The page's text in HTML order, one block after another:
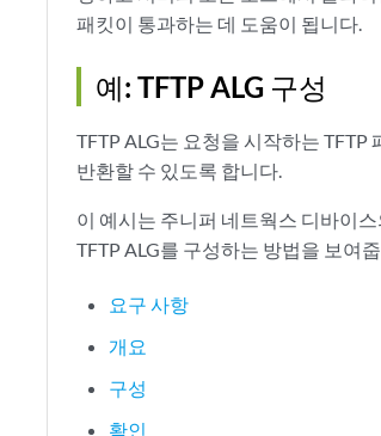
패킷이 통과하는 데 도움이 됩니다.
예: TFTP ALG 구성
TFTP ALG는 요청을 시작하는
반환할 수 있도록 합니다.
이 예시는 주니퍼 네트웍스 디바이
TFTP ALG를 구성하는 방법을 보여
요구 사항
개요
구성
확인